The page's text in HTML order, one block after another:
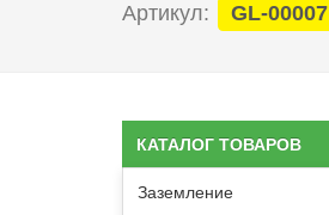
Артикул: GL-00007
КАТАЛОГ ТОВАРОВ
Заземление